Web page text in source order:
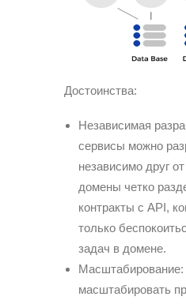
Достоинства:
Независимая
сервисы можно
независимо друг
домены четко
контракты с API,
только
задач в домене.
Масштабирование:
масштабировать